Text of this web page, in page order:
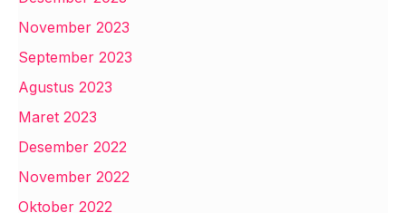
November 2023
September 2023
Agustus 2023
Maret 2023
Desember 2022
November 2022
Oktober 2022